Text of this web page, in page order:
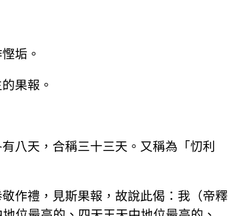
垢。
果報。
八天，合稱三十三天。又稱為「忉利
作禮，見斯果報，故說此偈：我（帝釋